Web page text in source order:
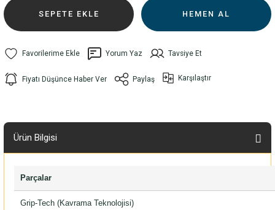
SEPETE EKLE HEMEN AL
Yorum Yaz Tavsiye Et
Fiyatı Düşünce Haber Ver Paylaş Karşılaştır
Ürün Bilgisi
Parçalar
Grip-Tech (Kavrama Teknolojisi)